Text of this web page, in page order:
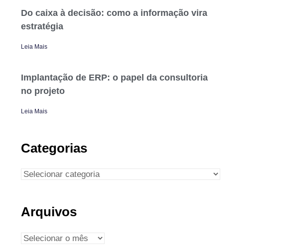
Do caixa à decisão: como a informação vira
estratégia
Leia Mais
Implantação de ERP: o papel da consultoria
no projeto
Leia Mais
Categorias
Arquivos